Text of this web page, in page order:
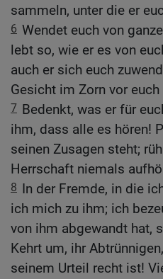
sammeln, unter die er
6 Wendet euch von
lebt so, wie er es von
auch er sich euch
Gesicht im Zorn vor euch
7 Bedenkt, was er für
ihm, dass alle es hören!
seinen Zusagen steht;
Herrschaft niemals
8 In der Fremde, in die
ich mich zu ihm; ich
von ihm abgewandt hat,
Kehrt um, ihr
seinem Urteil recht ist!